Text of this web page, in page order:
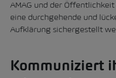
AMAG und der
eine durchgehende und
Aufklärung sichergestellt
Kommuniziert